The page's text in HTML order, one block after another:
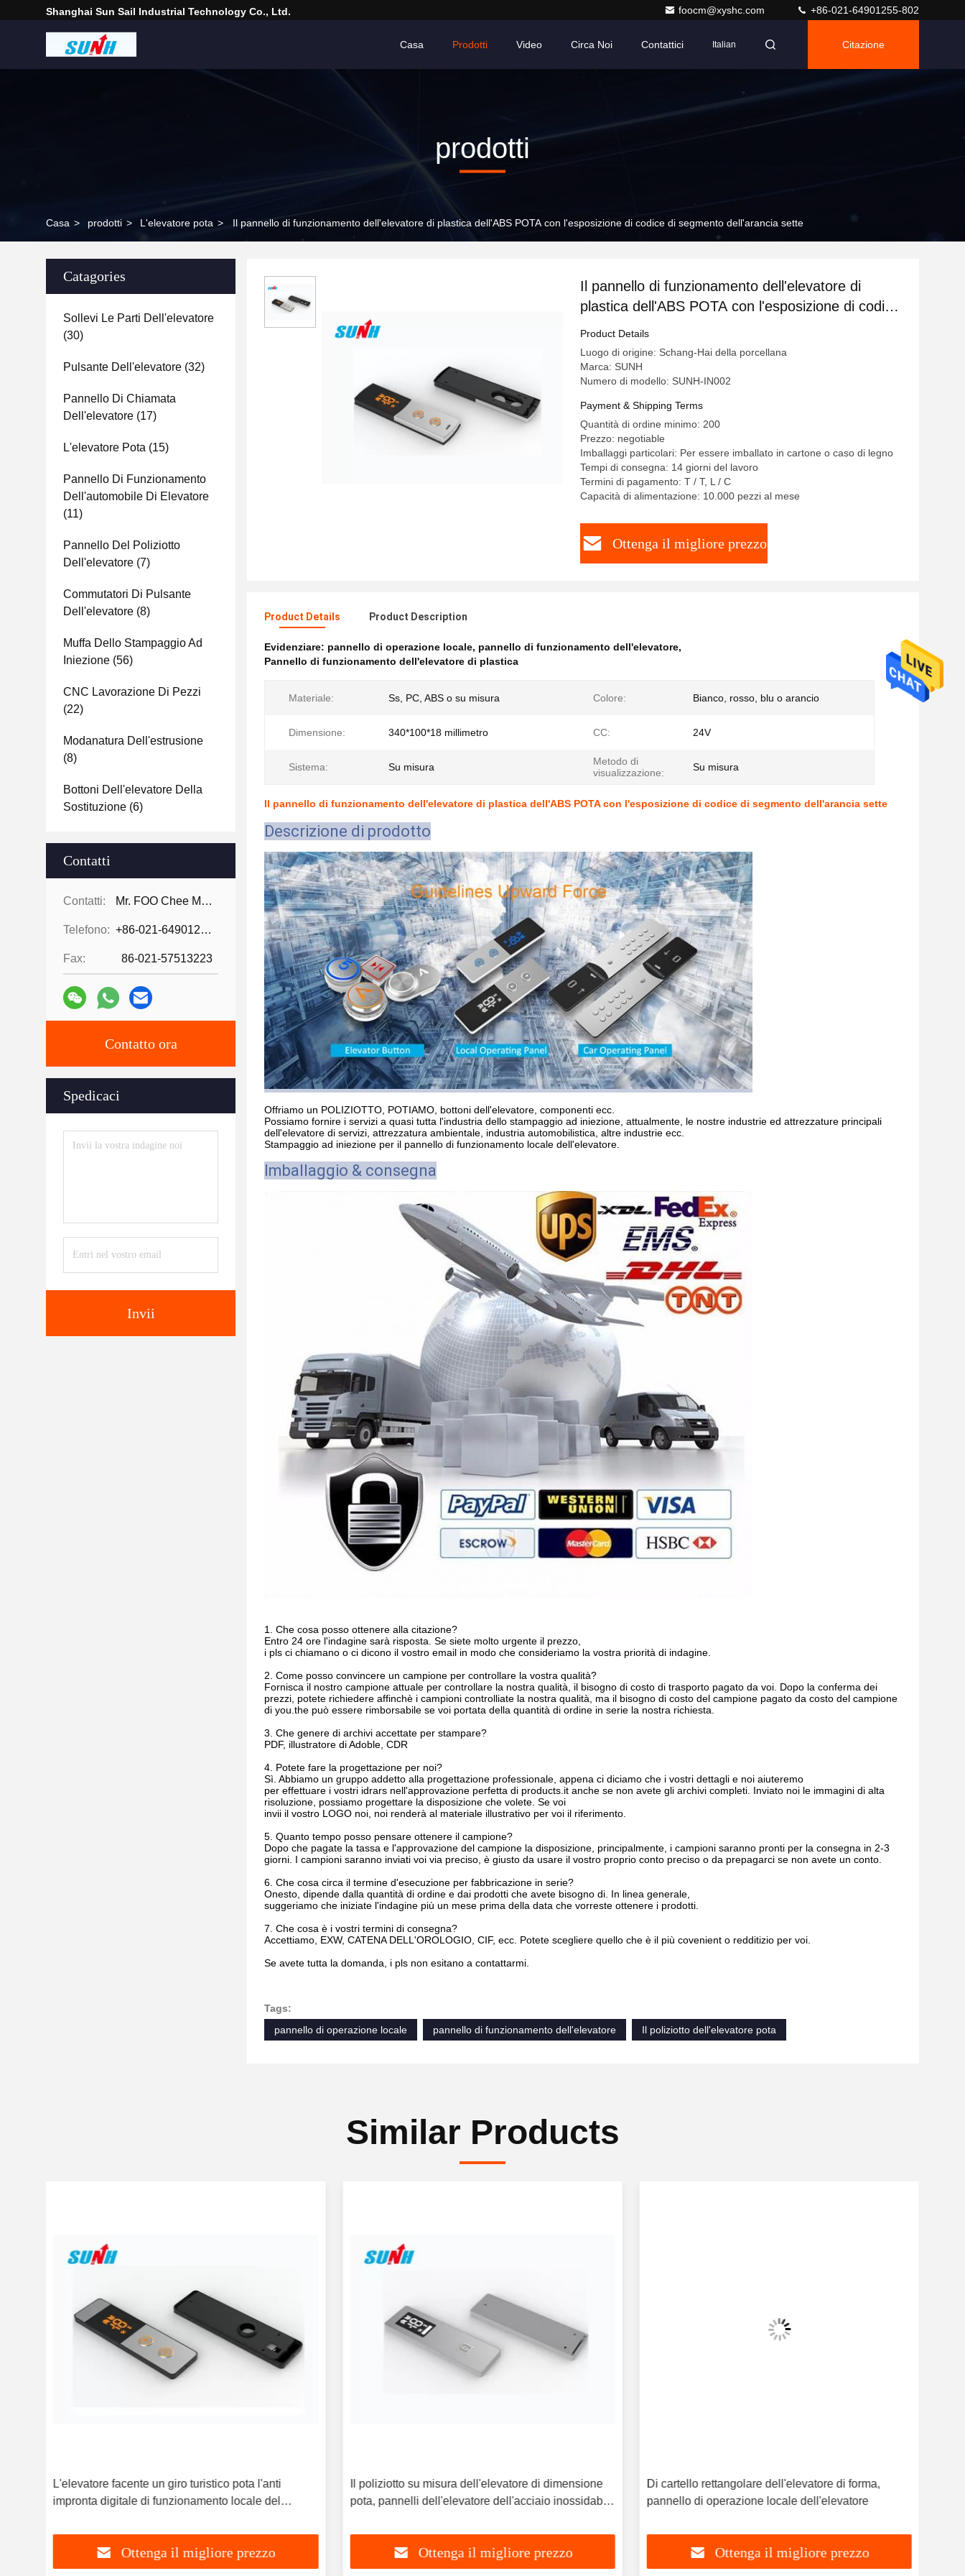
Shanghai Sun Sail Industrial Technology Co., Ltd. foocm@xyshc.com +86-021-64901255-802
Casa Prodotti Video Circa Noi Contattici Italian Citazione
prodotti
Casa > prodotti > L'elevatore pota > Il pannello di funzionamento dell'elevatore di plastica dell'ABS POTA con l'esposizione di codice di segmento dell'arancia sette
Catagories
Sollevi Le Parti Dell'elevatore
(30)
Pulsante Dell'elevatore (32)
Pannello Di Chiamata
Dell'elevatore (17)
L'elevatore Pota (15)
Pannello Di Funzionamento
Dell'automobile Di Elevatore
(11)
Pannello Del Poliziotto
Dell'elevatore (7)
Commutatori Di Pulsante
Dell'elevatore (8)
Muffa Dello Stampaggio Ad
Iniezione (56)
CNC Lavorazione Di Pezzi
(22)
Modanatura Dell'estrusione
(8)
Bottoni Dell'elevatore Della
Sostituzione (6)
Contatti
Contatti: Mr. FOO Chee Meng
Telefono: +86-021-64901255-802
Fax: 86-021-57513223
Contatto ora
Spedicaci
Invii
Il pannello di funzionamento dell'elevatore di
plastica dell'ABS POTA con l'esposizione di codice
di segmento dell'arancia sette
Product Details
Luogo di origine: Schang-Hai della porcellana
Marca: SUNH
Numero di modello: SUNH-IN002
Payment & Shipping Terms
Quantità di ordine minimo: 200
Prezzo: negotiable
Imballaggi particolari: Per essere imballato in cartone o caso di legno
Tempi di consegna: 14 giorni del lavoro
Termini di pagamento: T / T, L / C
Capacità di alimentazione: 10.000 pezzi al mese
Ottenga il migliore prezzo
Product Details Product Description
Evidenziare: pannello di operazione locale, pannello di funzionamento dell'elevatore,
Pannello di funzionamento dell'elevatore di plastica
Materiale: Ss, PC, ABS o su misura Colore: Bianco, rosso, blu o arancio
Dimensione: 340*100*18 millimetro CC: 24V
Sistema: Su misura
Metodo di
visualizzazione:
Su misura
Il pannello di funzionamento dell'elevatore di plastica dell'ABS POTA con l'esposizione di codice di segmento dell'arancia sette
Descrizione di prodotto
Offriamo un POLIZIOTTO, POTIAMO, bottoni dell'elevatore, componenti ecc.
Possiamo fornire i servizi a quasi tutta l'industria dello stampaggio ad iniezione, attualmente, le nostre industrie ed attrezzature principali
dell'elevatore di servizi, attrezzatura ambientale, industria automobilistica, altre industrie ecc.
Stampaggio ad iniezione per il pannello di funzionamento locale dell'elevatore.
Imballaggio & consegna
1. Che cosa posso ottenere alla citazione?
Entro 24 ore l'indagine sarà risposta. Se siete molto urgente il prezzo,
i pls ci chiamano o ci dicono il vostro email in modo che consideriamo la vostra priorità di indagine.
2. Come posso convincere un campione per controllare la vostra qualità?
Fornisca il nostro campione attuale per controllare la nostra qualità, il bisogno di costo di trasporto pagato da voi. Dopo la conferma dei
prezzi, potete richiedere affinchè i campioni controlliate la nostra qualità, ma il bisogno di costo del campione pagato da costo del campione
di you.the può essere rimborsabile se voi portata della quantità di ordine in serie la nostra richiesta.
3. Che genere di archivi accettate per stampare?
PDF, illustratore di Adoble, CDR
4. Potete fare la progettazione per noi?
Sì. Abbiamo un gruppo addetto alla progettazione professionale, appena ci diciamo che i vostri dettagli e noi aiuteremo
per effettuare i vostri idrars nell'approvazione perfetta di products.it anche se non avete gli archivi completi. Inviato noi le immagini di alta
risoluzione, possiamo progettare la disposizione che volete. Se voi
invii il vostro LOGO noi, noi renderà al materiale illustrativo per voi il riferimento.
5. Quanto tempo posso pensare ottenere il campione?
Dopo che pagate la tassa e l'approvazione del campione la disposizione, principalmente, i campioni saranno pronti per la consegna in 2-3
giorni. I campioni saranno inviati voi via preciso, è giusto da usare il vostro proprio conto preciso o da prepagarci se non avete un conto.
6. Che cosa circa il termine d'esecuzione per fabbricazione in serie?
Onesto, dipende dalla quantità di ordine e dai prodotti che avete bisogno di. In linea generale,
suggeriamo che iniziate l'indagine più un mese prima della data che vorreste ottenere i prodotti.
7. Che cosa è i vostri termini di consegna?
Accettiamo, EXW, CATENA DELL'OROLOGIO, CIF, ecc. Potete scegliere quello che è il più covenient o redditizio per voi.
Se avete tutta la domanda, i pls non esitano a contattarmi.
Tags:
pannello di operazione locale
pannello di funzionamento dell'elevatore Il poliziotto dell'elevatore pota
Similar Products
L'elevatore facente un giro turistico pota l'anti
impronta digitale di funzionamento locale del
Ottenga il migliore prezzo
Il poliziotto su misura dell'elevatore di dimensione
pota, pannelli dell'elevatore dell'acciaio inossidabile
Ottenga il migliore prezzo
Di cartello rettangolare dell'elevatore di forma,
pannello di operazione locale dell'elevatore
Ottenga il migliore prezzo